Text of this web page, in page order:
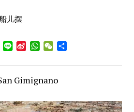
儿摆
LineSinaWhatsApp
WeChatShare
Gimignano